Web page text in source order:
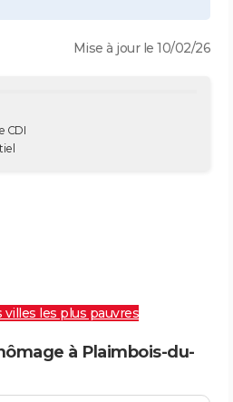
Mise à jour le 10/02/26
CDI
les plus pauvres
à Plaimbois-du-